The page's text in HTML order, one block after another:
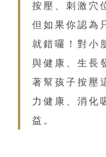
按壓、刺激穴
但如果你認為
就錯囉！對小
與健康、生長
著幫孩子按壓
力健康、消化
益。